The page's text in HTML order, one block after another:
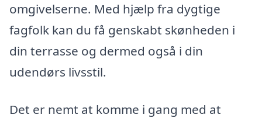
omgivelserne. Med hjælp fra dygtige
fagfolk kan du få genskabt skønheden i
din terrasse og dermed også i din
udendørs livsstil.
Det er nemt at komme i gang med at